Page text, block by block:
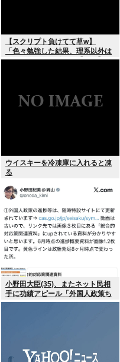
【スクリプト負けてて草w】
「色々勉強した結果、理系以外は
エラー品だと気付いた【ガチ】」
ウイスキーを冷凍庫に入れると凍
る
小野田大臣(35)、またネット民相
手に功績アピール「外国人政策ち
ゃんとやってます」www